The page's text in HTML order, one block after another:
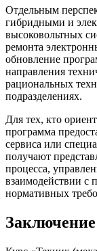
Отдельным
гибридными и
высоковольтных
ремонта
обновление
направления
рациональных
подразделениях.
Для тех, кто
программа
сервиса или
получают
процесса,
взаимодействии с
нормативных
Заключение